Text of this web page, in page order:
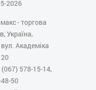
2026
- торгова
Україна,
Академіка
578-15-14,
50